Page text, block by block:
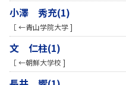
小澤 秀充(1)
［ ←青山学院大学 ]
文 仁柱(1)
［ ←朝鮮大学校 ]